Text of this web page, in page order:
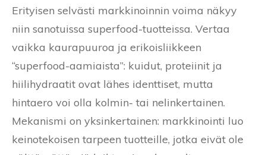
Erityisen selvästi markkinoinnin voima näkyy
niin sanotuissa superfood-tuotteissa. Vertaa
vaikka kaurapuuroa ja erikoisliikkeen
“superfood-aamiaista”: kuidut, proteiinit ja
hiilihydraatit ovat lähes identtiset, mutta
hintaero voi olla kolmin- tai nelinkertainen.
Mekanismi on yksinkertainen: markkinointi luo
keinotekoisen tarpeen tuotteille, jotka eivät ole